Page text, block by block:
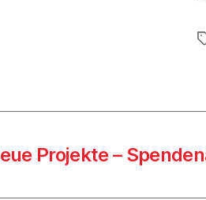
Projekte –